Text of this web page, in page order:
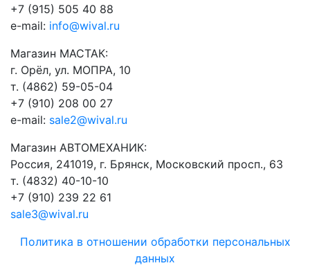
+7 (915) 505 40 88
e-mail: info@wival.ru
Магазин МАСТАК:
г. Орёл, ул. МОПРА, 10
т. (4862) 59-05-04
+7 (910) 208 00 27
e-mail: sale2@wival.ru
Магазин АВТОМЕХАНИК:
Россия, 241019, г. Брянск, Московский просп., 63
т. (4832) 40-10-10
+7 (910) 239 22 61
sale3@wival.ru
Политика в отношении обработки персональных
данных